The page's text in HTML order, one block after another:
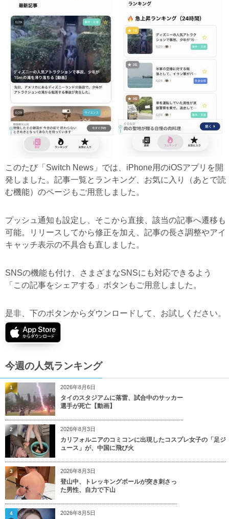
このたび「Switch News」では、iPhone用のiOSアプリを開
発しました。記事一覧とランキング、お気に入り（あとで読
む機能）のページもご用意しました。
プッシュ通知も設定し、そこから直接、該当の記事へ遷移も
可能。リリースしてから修正を加え、記事の長さ調整やアイ
キャッチ表示の不具合も直しました。
SNSの機能も付け、さまざまなSNSにも対応できるよう
「この記事をシェアする」ボタンもご用意しました。
是非、下のボタンからダウンロードして、お試しください。
今週の人気ランキング
2026年8月6日
タイのスタジアムに落雷、試合中のサッカー
選手が死亡【動画】
1
2026年8月3日
カリフォルニアのコミコンに出現したコスプレ女子の「足ジ
ュース」が、中国に飛び火
2
2026年8月3日
登山中、トレッキングポールが突き刺さっ
た男性、自力で下山
3
2026年8月5日
4